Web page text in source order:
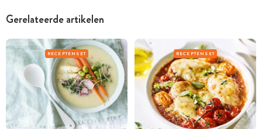
Gerelateerde artikelen
RECEPTENSET RECEPTENSET